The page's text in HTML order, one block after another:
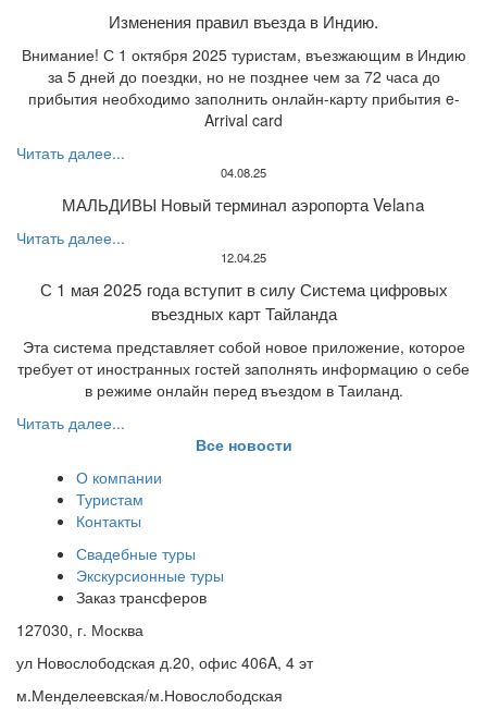
Изменения правил въезда в Индию.
Внимание! С 1 октября 2025 туристам, въезжающим в Индию
за 5 дней до поездки, но не позднее чем за 72 часа до
прибытия необходимо заполнить онлайн-карту прибытия e-
Arrival card
Читать далее...
04.08.25
МАЛЬДИВЫ Новый терминал аэропорта Velana
Читать далее...
12.04.25
С 1 мая 2025 года вступит в силу Система цифровых
въездных карт Тайланда
Эта система представляет собой новое приложение, которое
требует от иностранных гостей заполнять информацию о себе
в режиме онлайн перед въездом в Таиланд.
Читать далее...
Все новости
О компании
Туристам
Контакты
Свадебные туры
Экскурсионные туры
Заказ трансферов
127030, г. Москва
ул Новослободская д.20, офис 406A, 4 эт
м.Менделеевская/м.Новослободская